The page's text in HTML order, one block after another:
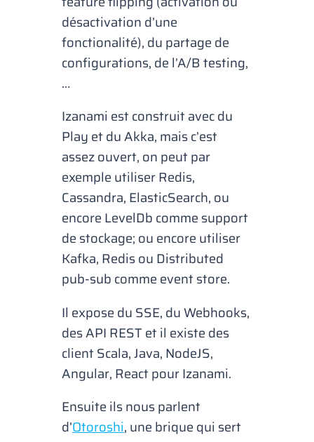
désactivation d’une
fonctionalité), du partage de
configurations, de l’A/B testing,
…
Izanami est construit avec du
Play et du Akka, mais c’est
assez ouvert, on peut par
exemple utiliser Redis,
Cassandra, ElasticSearch, ou
encore LevelDb comme support
de stockage; ou encore utiliser
Kafka, Redis ou Distributed
pub-sub comme event store.
Il expose du SSE, du Webhooks,
des API REST et il existe des
client Scala, Java, NodeJS,
Angular, React pour Izanami.
Ensuite ils nous parlent
d’Otoroshi, une brique qui sert